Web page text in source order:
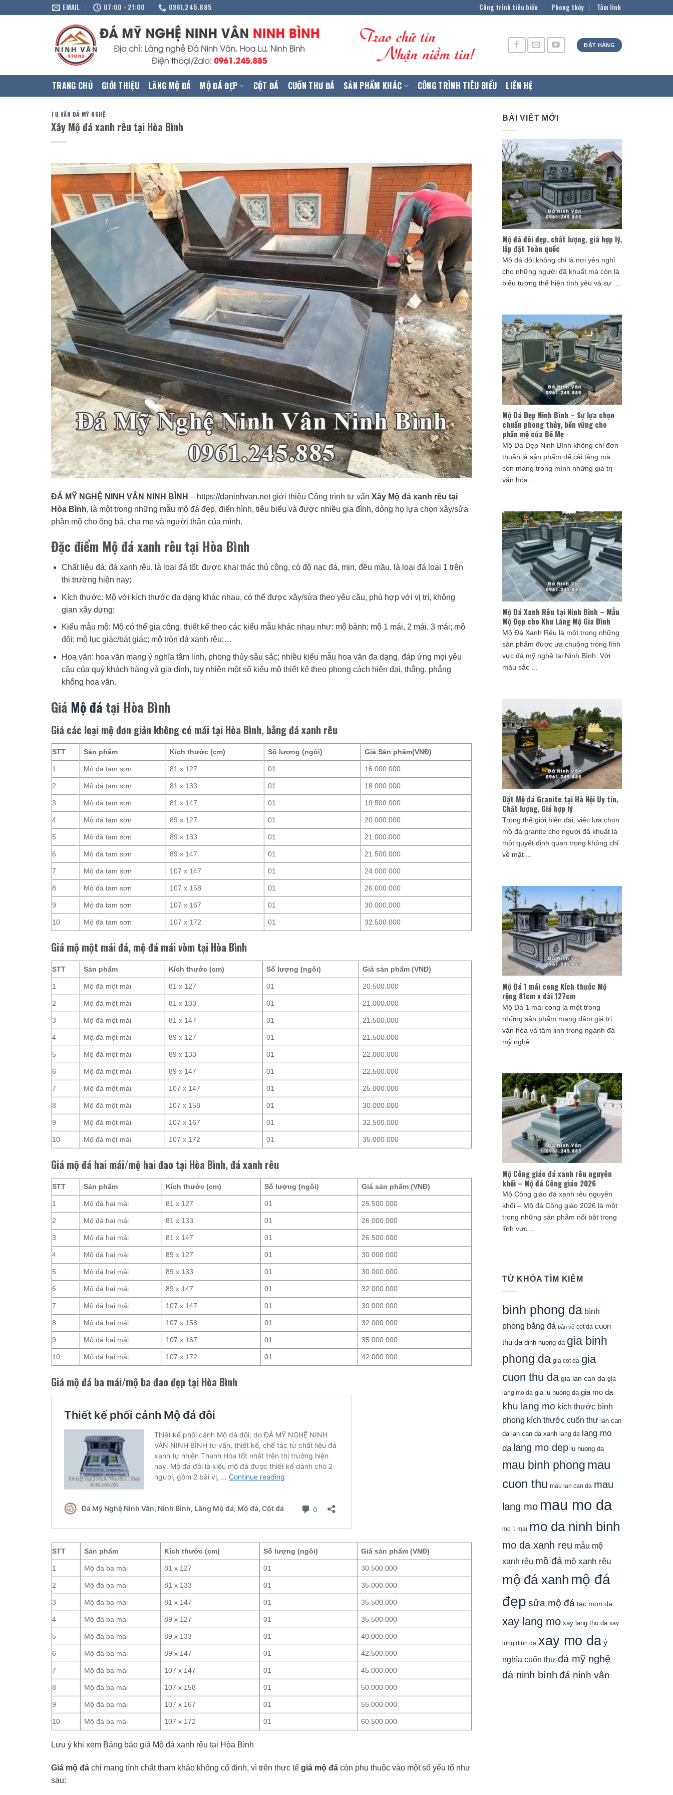
EMAIL 07:00 - 21:00 0961.245.885 Công trình tiêu biểu Phong thủy Tâm linh
ĐẶT HÀNG
TRANG CHỦ GIỚI THIỆU LĂNG MỘ ĐÁ MỘ ĐÁ ĐẸP CỘT ĐÁ CUỐN THƯ ĐÁ SẢN PHẨM KHÁC CÔNG TRÌNH TIÊU BIỂU LIÊN HỆ
TƯ VẤN ĐÁ MỸ NGHỆ
Xây Mộ đá xanh rêu tại Hòa Bình
ĐÁ MỸ NGHỆ NINH VÂN NINH BÌNH – https://daninhvan.netgiới thiệu Công trình tư vấn Xây Mộ đá xanh rêu tại
Hòa Bình, là một trong những mẫu mộ đá đẹp, điển hình, tiêu biểu và được nhiều gia đình, dòng họ lựa chọn xây/sửa
phần mộ cho ông bà, cha mẹ và người thân của mình.
Đặc điểm Mộ đá xanh rêu tại Hòa Bình
Chất liệu đá: đá xanh rêu, là loại đá tốt, được khai thác thủ công, có độ nạc đá, mịn, đều mầu, là loại đá loại 1 trên
thị trường hiện nay;
Kích thước: Mộ với kích thước đa dạng khác nhau, có thể được xây/sửa theo yêu cầu, phù hợp với vị trí, không
gian xây dựng;
Kiểu mẫu mộ: Mộ có thể gia công, thiết kế theo các kiểu mẫu khác nhau như: mộ bành; mộ 1 mái, 2 mái, 3 mái; mộ
đôi; mộ lục giác/bát giác; mộ tròn đá xanh rêu;…
Hoa văn: hoa văn mang ý nghĩa tâm linh, phong thủy sâu sắc; nhiều kiểu mẫu hoa văn đa dạng, đáp ứng mọi yêu
cầu của quý khách hàng và gia đình, tuy nhiên một số kiểu mộ thiết kế theo phong cách hiện đại, thẳng, phẳng
không hoa văn.
Giá Mộ đá tại Hòa Bình
Giá các loại mộ đơn giản không có mái tại Hòa Bình, bằng đá xanh rêu
STT Sản phầm Kích thước (cm) Số lượng (ngôi) Giá Sản phẩm(VNĐ)
1 Mộ đá tam sơn 81 x 127 01 16.000.000
2 Mộ đá tam sơn 81 x 133 01 18.000.000
3 Mộ đá tam sơn 81 x 147 01 19.500.000
4 Mộ đá tam sơn 89 x 127 01 20.000.000
5 Mộ đá tam sơn 89 x 133 01 21.000.000
6 Mộ đá tam sơn 89 x 147 01 21.500.000
7 Mộ đá tam sơn 107 x 147 01 24.000.000
8 Mộ đá tam sơn 107 x 158 01 26.000.000
9 Mộ đá tam sơn 107 x 167 01 30.000.000
10 Mộ đá tam sơn 107 x 172 01 32.500.000
Giá mộ một mái đá, mộ đá mái vòm tại Hòa Bình
STT Sản phẩm Kích thước (cm) Số lượng (ngôi) Giá sản phẩm (VNĐ)
1 Mộ đá một mái 81 x 127 01 20.500.000
2 Mộ đá một mái 81 x 133 01 21.000.000
3 Mộ đá một mái 81 x 147 01 21.500.000
4 Mộ đá một mái 89 x 127 01 21.500.000
5 Mộ đá một mái 89 x 133 01 22.000.000
6 Mộ đá một mái 89 x 147 01 22.500.000
7 Mộ đá một mái 107 x 147 01 25.000.000
8 Mộ đá một mái 107 x 158 01 30.000.000
9 Mộ đá một mái 107 x 167 01 32.500.000
10 Mộ đá một mái 107 x 172 01 35.000.000
Giá mộ đá hai mái/mộ hai đao tại Hòa Bình, đá xanh rêu
STT Sản phẩm Kích thước (cm) Số lượng (ngôi) Giá sản phẩm (VNĐ)
1 Mộ đá hai mái 81 x 127 01 25.500.000
2 Mộ đá hai mái 81 x 133 01 26.000.000
3 Mộ đá hai mái 81 x 147 01 26.500.000
4 Mộ đá hai mái 89 x 127 01 30.000.000
5 Mộ đá hai mái 89 x 133 01 30.000.000
6 Mộ đá hai mái 89 x 147 01 32.000.000
7 Mộ đá hai mái 107 x 147 01 30.000.000
8 Mộ đá hai mái 107 x 158 01 32.000.000
9 Mộ đá hai mái 107 x 167 01 35.000.000
10 Mộ đá hai mái 107 x 172 01 42.000.000
Giá mộ đá ba mái/mộ ba đao đẹp tại Hòa Bình
STT Sản phẩm Kích thước (cm) Số lượng (ngôi) Giá sản phẩm (VNĐ)
1 Mộ đá ba mái 81 x 127 01 30.500.000
2 Mộ đá ba mái 81 x 133 01 35.000.000
3 Mộ đá ba mái 81 x 147 01 35.500.000
4 Mộ đá ba mái 89 x 127 01 35.500.000
5 Mộ đá ba mái 89 x 133 01 40.000.000
6 Mộ đá ba mái 89 x 147 01 42.500.000
7 Mộ đá ba mái 107 x 147 01 45.000.000
8 Mộ đá ba mái 107 x 158 01 50.000.000
9 Mộ đá ba mái 107 x 167 01 55.000.000
10 Mộ đá ba mái 107 x 172 01 60.500.000
Lưu ý khi xem Bảng báo giá Mộ đá xanh rêu tại Hòa Bình
Giá mộ đá chỉ mang tính chất tham khảo không cố định, vì trên thực tế giá mộ đá còn phụ thuộc vào một số yếu tố như
sau:
BÀI VIẾT MỚI
Mộ đá đôi đẹp, chất lượng, giá hợp lý,
lắp đặt Toàn quốc
Mộ đá đôi không chỉ là nơi yên nghỉ
cho những người đã khuất mà còn là
biểu tượng thể hiện tình yêu và sự ...
Mộ Đá Đẹp Ninh Bình – Sự lựa chọn
chuẩn phong thủy, bền vững cho
phần mộ của Bố Mẹ
Mộ Đá Đẹp Ninh Bình không chỉ đơn
thuần là sản phẩm để cải táng mà
còn mang trong mình những giá trị
văn hóa ...
Mộ Đá Xanh Rêu tại Ninh Bình – Mẫu
Mộ Đẹp cho Khu Lăng Mộ Gia Đình
Mộ Đá Xanh Rêu là một trong những
sản phẩm được ưa chuộng trong lĩnh
vực đá mỹ nghệ tại Ninh Bình. Với
màu sắc ...
Đặt Mộ đá Granite tại Hà Nội Uy tín,
Chất lượng, Giá hợp lý
Trong thế giới hiện đại, việc lựa chọn
mộ đá granite cho người đã khuất là
một quyết định quan trọng không chỉ
về mặt ...
Mộ Đá 1 mái cong Kích thước Mộ
rộng 81cm x dài 127cm
Mộ Đá 1 mái cong là một trong
những sản phẩm mang đậm giá trị
văn hóa và tâm linh trong ngành đá
mỹ nghệ. ...
Mộ Công giáo đá xanh rêu nguyên
khối – Mộ đá Công giáo 2026
Mộ Công giáo đá xanh rêu nguyên
khối – Mộ đá Công giáo 2026 là một
trong những sản phẩm nổi bật trong
lĩnh vực ...
TỪ KHÓA TÌM KIẾM
binh phong da bình
phong bằng đá bản vẽ cot da cuon
thu da dinh huong da gia binh
phong da gia cot da gia
cuon thu da gia lan can da gia
lang mo da gia lu huong da gia mo da
khu lang mo kích thước bình
phong kích thước cuốn thư lan can
da lan can da xanh lang da lang mo
da lang mo dep lu huong da
mau binh phong mau
cuon thu mau lan can da mau
lang mo mau mo da
mo 1 mai mo da ninh binh
mo da xanh reu mẫu mộ
xanh rêu mồ đá mộ xanh rêu
mộ đá xanh mộ đá
đẹp sửa mộ đá tac mon da
xay lang mo xay lang tho da xay
long dinh da xay mo da ý
nghĩa cuốn thư đá mỹ nghệ
đá ninh bình đá ninh vân